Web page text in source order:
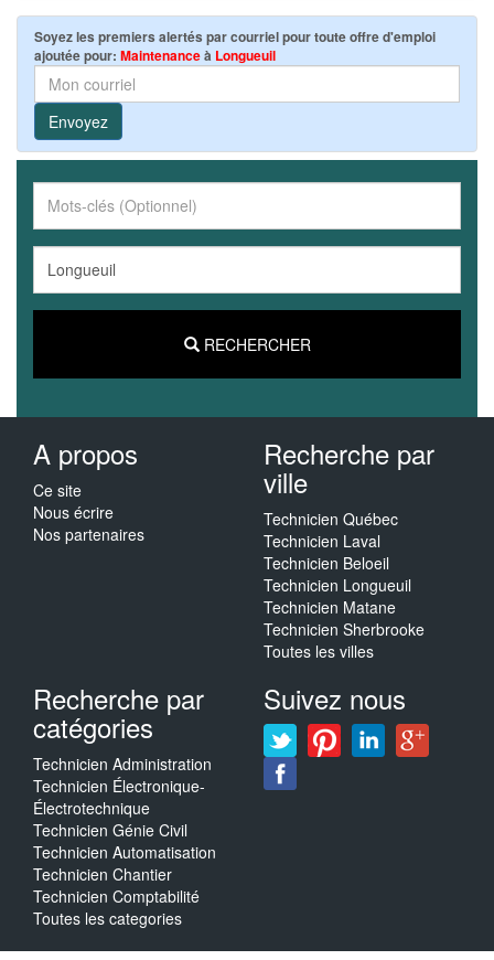
Soyez les premiers alertés par courriel pour toute offre d'emploi
ajoutée pour: Maintenanceà Longueuil
Envoyez
RECHERCHER
A propos
Ce site
Nous écrire
Nos partenaires
Recherche par
ville
Technicien Québec
Technicien Laval
Technicien Beloeil
Technicien Longueuil
Technicien Matane
Technicien Sherbrooke
Toutes les villes
Recherche par
catégories
Technicien Administration
Technicien Électronique-
Électrotechnique
Technicien Génie Civil
Technicien Automatisation
Technicien Chantier
Technicien Comptabilité
Toutes les categories
Suivez nous